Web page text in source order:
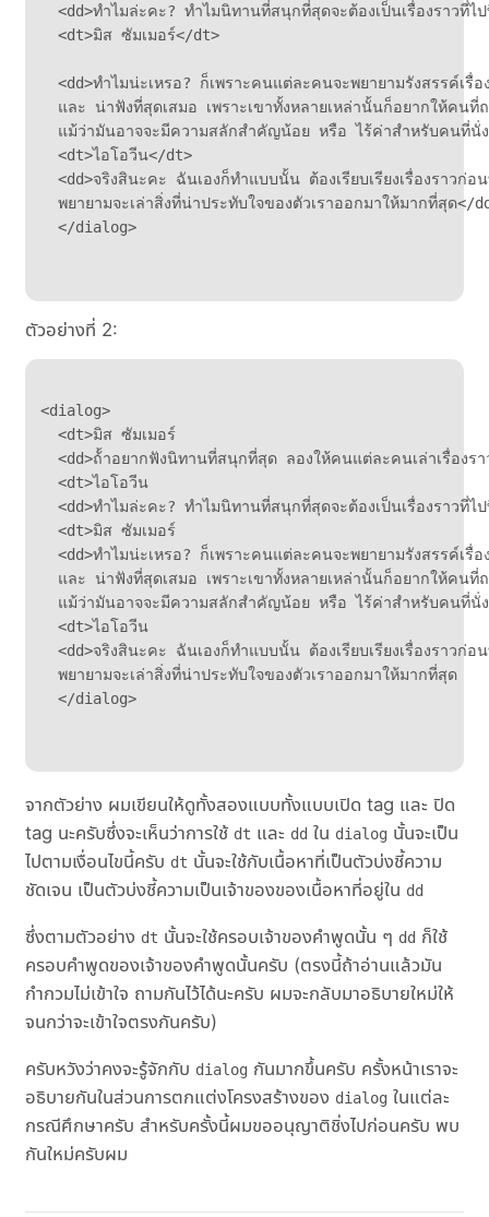
<dd>ทำไมล่ะคะ? ทำไมนิทานที่สนุกที่สุดจะต้องเป็นเรื่องราวที่
  <dt>มิส ซัมเมอร์</dt>
<dd>ทำไมน่ะเหรอ? ก็เพราะคนแต่ละคนจะพยายามรังสรรค์เรื่
และ น่าฟังที่สุดเสมอ เพราะเขาทั้งหลายเหล่านั้นก็อยากให้คน
แม้ว่ามันอาจจะมีความสลักสำคัญน้อย หรือ ไร้ค่าสำหรับคนที่นั่ง
  <dt>ไอโอวีน</dt>
<dd>จริงสินะคะ ฉันเองก็ทำแบบนั้น ต้องเรียบเรียงเรื่องราวก่อ
พยายามจะเล่าสิ่งที่น่าประทับใจของตัวเราออกมาให้มากที่สุด</
  </dialog>
ตัวอย่างที่ 2:
<dialog>
  <dt>มิส ซัมเมอร์
<dd>ถ้้าอยากฟังนิทานที่สนุกที่สุด ลองให้คนแต่ละคนเล่าเรื่องร
  <dt>ไอโอวีน
<dd>ทำไมล่ะคะ? ทำไมนิทานที่สนุกที่สุดจะต้องเป็นเรื่องราวที่
  <dt>มิส ซัมเมอร์
<dd>ทำไมน่ะเหรอ? ก็เพราะคนแต่ละคนจะพยายามรังสรรค์เรื่
และ น่าฟังที่สุดเสมอ เพราะเขาทั้งหลายเหล่านั้นก็อยากให้คน
แม้ว่ามันอาจจะมีความสลักสำคัญน้อย หรือ ไร้ค่าสำหรับคนที่นั่ง
  <dt>ไอโอวีน
<dd>จริงสินะคะ ฉันเองก็ทำแบบนั้น ต้องเรียบเรียงเรื่องราวก่อ
  พยายามจะเล่าสิ่งที่น่าประทับใจของตัวเราออกมาให้มากที่สุด
  </dialog>
จากตัวย่าง ผมเขียนให้ดูทั้งสองแบบทั้งแบบเปิด tag และ ปิด
tag นะครับซึ่งจะเห็นว่าการใช้ dt และ dd ใน dialog นั้นจะเป็น
ไปตามเงื่อนไขนี้ครับ dt นั้นจะใช้กับเนื้อหาที่เป็นตัวบ่งชี้ความ
ชัดเจน เป็นตัวบ่งชี้ความเป็นเจ้าของของเนื้อหาที่อยู่ใน dd
ซึ่งตามตัวอย่าง dt นั้นจะใช้ครอบเจ้าของคำพูดนั้น ๆ dd ก็ใช้
ครอบคำพูดของเจ้าของคำพูดนั้นครับ (ตรงนี้ถ้าอ่านแล้วมัน
กำกวมไม่เข้าใจ ถามกันไว้ได้นะครับ ผมจะกลับมาอธิบายใหม่ให้
จนกว่าจะเข้าใจตรงกันครับ)
ครับหวังว่าคงจะรู้จักกับ dialog กันมากขึ้นครับ ครั้งหน้าเราจะ
อธิบายกันในส่วนการตกแต่งโครงสร้างของ dialog ในแต่ละ
กรณีศึกษาครับ สำหรับครั้งนี้ผมขออนุญาติชิ่งไปก่อนครับ พบ
กันใหม่ครับผม